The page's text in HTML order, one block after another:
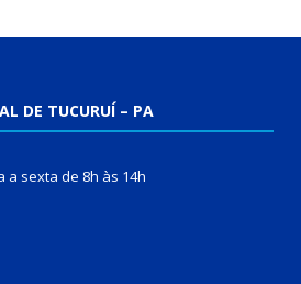
DE TUCURUÍ – PA
a sexta de 8h às 14h